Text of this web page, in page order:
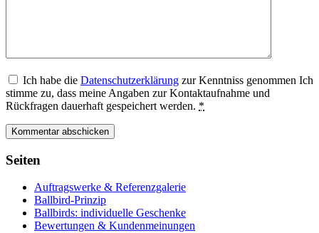
Ich habe die Datenschutzerklärung zur Kenntniss genommen Ich
stimme zu, dass meine Angaben zur Kontaktaufnahme und
Rückfragen dauerhaft gespeichert werden. *
Seiten
Auftragswerke & Referenzgalerie
Ballbird-Prinzip
Ballbirds: individuelle Geschenke
Bewertungen & Kundenmeinungen